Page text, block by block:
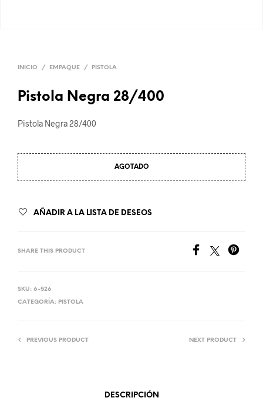
INICIO / EMPAQUE / PISTOLA
Pistola Negra 28/400
Pistola Negra 28/400
AGOTADO
AÑADIR A LA LISTA DE DESEOS
SHARE THIS PRODUCT
SKU: 6-526
CATEGORÍA: PISTOLA
PREVIOUS PRODUCT NEXT PRODUCT
DESCRIPCIÓN